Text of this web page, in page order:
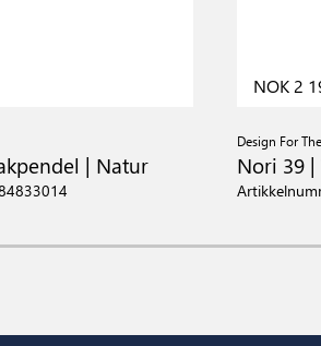
| Natur
NOK 2
Design For
Nori 39